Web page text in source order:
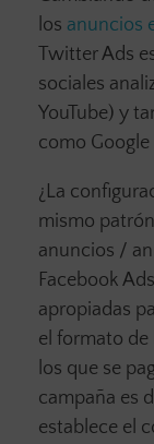
los anuncios
Twitter Ads
sociales
YouTube) y
como Google
¿La
mismo
anuncios /
Facebook
apropiadas
el formato de
los que se
campaña es
establece el